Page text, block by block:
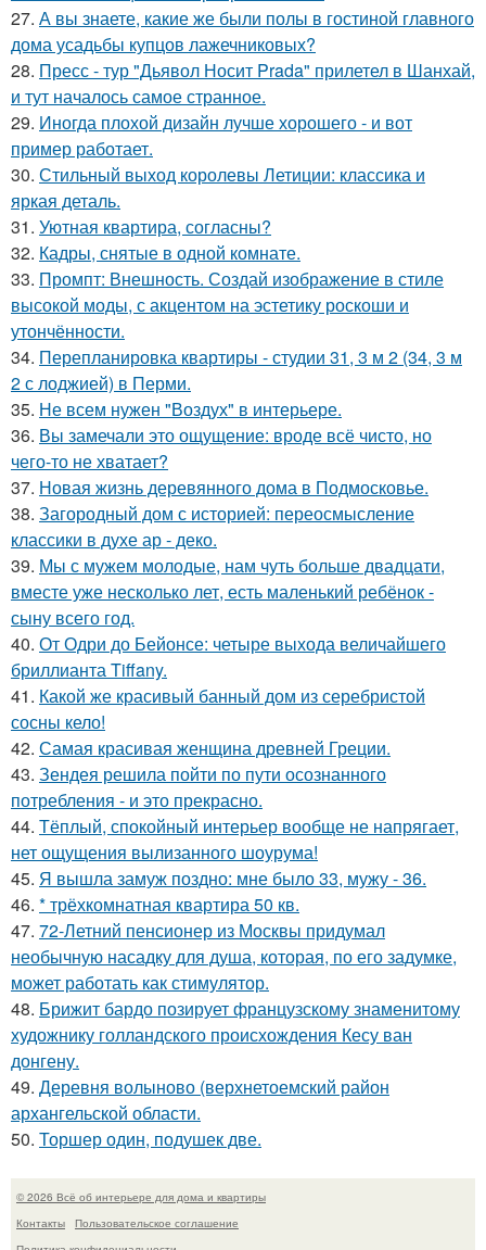
27. А вы знаете, какие же были полы в гостиной главного
дома усадьбы купцов лажечниковых?
28. Пресс - тур "Дьявол Носит Prada" прилетел в Шанхай,
и тут началось самое странное.
29. Иногда плохой дизайн лучше хорошего - и вот
пример работает.
30. Стильный выход королевы Летиции: классика и
яркая деталь.
31. Уютная квартира, согласны?
32. Кадры, снятые в одной комнате.
33. Промпт: Внешность. Создай изображение в стиле
высокой моды, с акцентом на эстетику роскоши и
утончённости.
34. Перепланировка квартиры - студии 31, 3 м 2 (34, 3 м
2 с лоджией) в Перми.
35. Не всем нужен "Воздух" в интерьере.
36. Вы замечали это ощущение: вроде всё чисто, но
чего-то не хватает?
37. Новая жизнь деревянного дома в Подмосковье.
38. Загородный дом с историей: переосмысление
классики в духе ар - деко.
39. Мы с мужем молодые, нам чуть больше двадцати,
вместе уже несколько лет, есть маленький ребёнок -
сыну всего год.
40. От Одри до Бейонсе: четыре выхода величайшего
бриллианта Tiffany.
41. Какой же красивый банный дом из серебристой
сосны кело!
42. Самая красивая женщина древней Греции.
43. Зендея решила пойти по пути осознанного
потребления - и это прекрасно.
44. Тёплый, спокойный интерьер вообще не напрягает,
нет ощущения вылизанного шоурума!
45. Я вышла замуж поздно: мне было 33, мужу - 36.
46. * трёхкомнатная квартира 50 кв.
47. 72-Летний пенсионер из Москвы придумал
необычную насадку для душа, которая, по его задумке,
может работать как стимулятор.
48. Брижит бардо позирует французскому знаменитому
художнику голландского происхождения Кесу ван
донгену.
49. Деревня волыново (верхнетоемский район
архангельской области.
50. Торшер один, подушек две.
© 2026 Всё об интерьере для дома и квартиры
Контакты
Пользовательское соглашение